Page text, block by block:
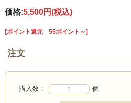
価格:5,500円(税込)
[ポイント還元 55ポイント～]
注文
購入数： 個